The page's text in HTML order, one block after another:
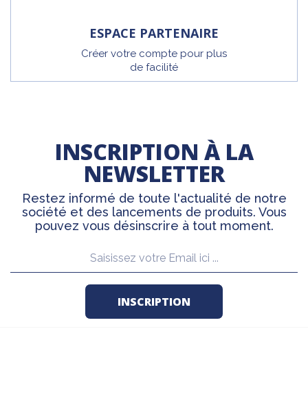
ESPACE PARTENAIRE
Créer votre compte pour plus
de facilité
INSCRIPTION À LA
NEWSLETTER
Restez informé de toute l'actualité de notre
société et des lancements de produits. Vous
pouvez vous désinscrire à tout moment.